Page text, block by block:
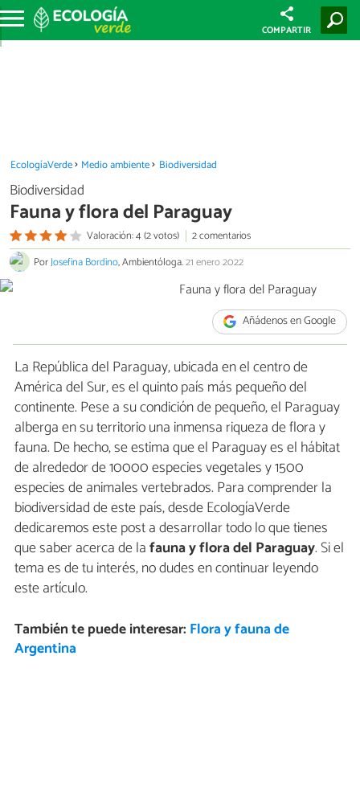
COMPARTIR
EcologíaVerde Medio ambiente Biodiversidad
Biodiversidad
Fauna y flora del Paraguay
Valoración: 4 (2 votos)
2 comentarios
PorJosefina Bordino, Ambientóloga.21 enero 2022
Añádenos en Google
La República del Paraguay, ubicada en el centro de
América del Sur, es el quinto país más pequeño del
continente. Pese a su condición de pequeño, el Paraguay
alberga en su territorio una inmensa riqueza de flora y
fauna. De hecho, se estima que el Paraguay es el hábitat
de alrededor de 10000 especies vegetales y 1500
especies de animales vertebrados. Para comprender la
biodiversidad de este país, desde EcologíaVerde
dedicaremos este post a desarrollar todo lo que tienes
que saber acerca de lafauna y flora del Paraguay. Si el
tema es de tu interés, no dudes en continuar leyendo
este artículo.
También te puede interesar: Flora y fauna de
Argentina